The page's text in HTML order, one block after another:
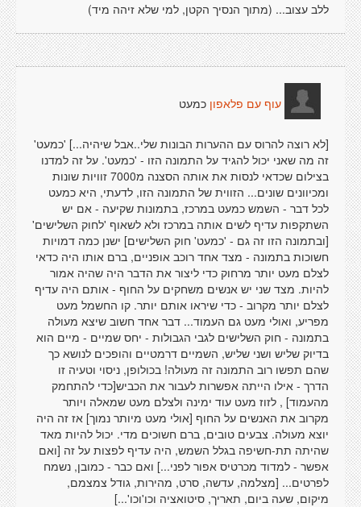
ללב עצוב... (מתוך הנסיך הקטן, למי שלא זיהה מיד)
עוף עם פלאפון כמעט
[לא רוצה להרוס עם ההערות הבונות שלי..אבל שיהיה...] 'כמעט'
זה מה שאני יכול להגיד על התמונה הזו - 'כמעט'. על זה למדנו
בצילום שכדאי לנסות את אותה הסצנה מ7000 זוויות שונות
ומכיוונים שונים... הזווית של התמונה הזו, לדעתי, היא כמעט
לכל דבר - השמש כמעט במרכז, בתמונות שקיעה - אם יש
השתקפות עדיף לשים אותה במרכז ולא לשאוף 'לחוק השלישים'
[ובתמונה הזו זה גם - 'כמעט' חוק השלישים] ישנן כמה דמויות
חשוכות בתמונה - מצד אחד רוכב אופניים, ברם אותו היה כדאי
לצלם מעט יותר מרחוק כדי ליצור את הדבר היה שהיה אמור
להיות. מצד שני יש אנשים משחקים על החוף - אותם היה עדיף
לצלם יותר מקרוב - כדי שיראו אותם יותר. קו החשמל מעט
מפריע, ואולי מעט גם העמוד... דבר אחד חשוב שיצא מעולה
בתמונה - חוק השלישים לגבי הגבולות - יחס שמיים - מיים הוא
בדיוק שליש ושני שליש, השמיים דרמטיים והופכים לנושא כך
שהם תפשו רוב התמונה זה מעולה! בכולופן, ניסוי וטעיה זו
הדרך - אילו הייתה אפשרות לעבור את הכביש[כדי להתחמק
מהעמוד] , לזוז מעט עוד ימינה ולצלם מעט שמאלה ויותר
מקרוב את האנשים על החוף [אולי מעט מיותר נמוך] אז זה היה
יוצא מעולה. צבעים טובים, ברם חשוכים מדי. יכול להיות מאד
שהיתה תת-חשיפה בגלל השמש, היה עדיף לפצות על זה [ואם
אפשר - למדוד מכרטיס אפור לפני...] ואם כבר - כמובן, נשמח
לפרטים... [מצלמה, עדשה, סרט, מהירות, גודל צמצמם,
מיקום, שעה ביום, תאריך, סיטואציה וכו'וכו'...]